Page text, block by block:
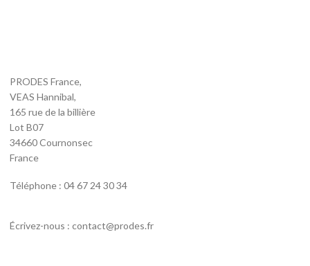
PRODES France,
VEAS Hannibal,
165 rue de la billière
Lot B07
34660 Cournonsec
France
Téléphone : 04 67 24 30 34
Écrivez-nous : contact@prodes.fr